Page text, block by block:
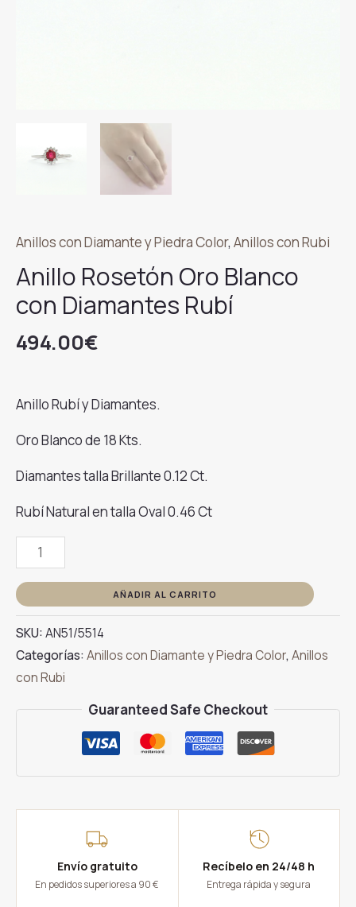
Anillos con Diamante y Piedra Color, Anillos con Rubi
Anillo Rosetón Oro Blanco
con Diamantes Rubí
494.00€
Anillo Rubí y Diamantes.
Oro Blanco de 18 Kts.
Diamantes talla Brillante 0.12 Ct.
Rubí Natural en talla Oval 0.46 Ct
Anillo
Rosetón
Oro
Blanco
con
Diamantes
Rubí
AÑADIR AL CARRITO
SKU:AN51/5514
Categorías:Anillos con Diamante y Piedra Color,Anillos
con Rubi
Guaranteed Safe Checkout
Envío gratuito
En pedidos superiores a 90 €
Recíbelo en 24/48 h
Entrega rápida y segura